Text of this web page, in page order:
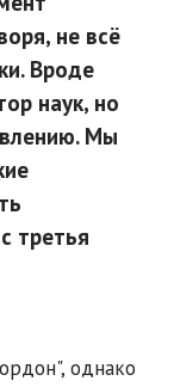
не всё
Вроде
наук, но
Мы
третья
однако